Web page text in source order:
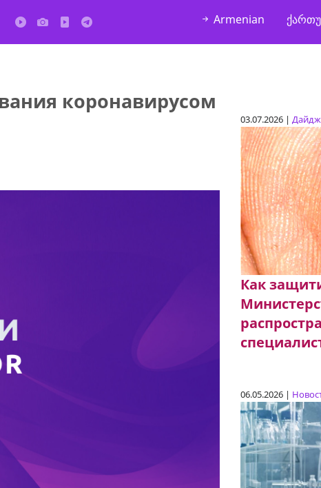
Armenian
коронавирусом
03.07.2026 |
Как
06.05.2026 |